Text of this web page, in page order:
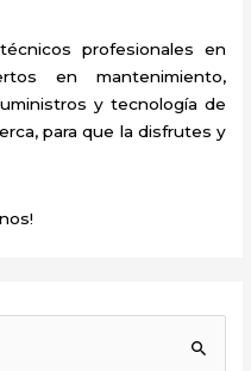
profesionales en
en mantenimiento,
y tecnología de
para que la disfrutes y